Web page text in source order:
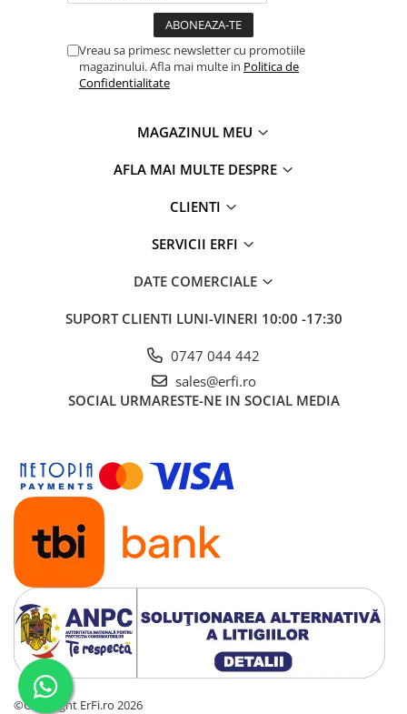
Vreau sa primesc newsletter cu promotiile
magazinului. Afla mai multe in Politica de
Confidentialitate
MAGAZINUL MEU
AFLA MAI MULTE DESPRE
CLIENTI
SERVICII ERFI
DATE COMERCIALE
SUPORT CLIENTI LUNI-VINERI 10:00 -17:30
0747 044 442
sales@erfi.ro
SOCIAL URMARESTE-NE IN SOCIAL MEDIA
©Copyright ErFi.ro 2026